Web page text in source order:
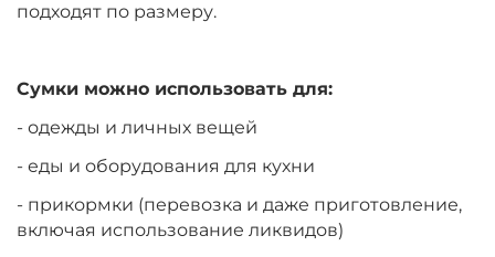
подходят по размеру.
Сумки можно использовать для:
- одежды и личных вещей
- еды и оборудования для кухни
- прикормки (перевозка и даже приготовление,
включая использование ликвидов)